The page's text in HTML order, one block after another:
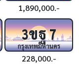
1,890,000.-
3ขฐ7
กรุงเทพมหานคร
228,000.-